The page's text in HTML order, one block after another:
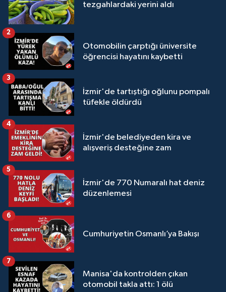
tezgahlardaki yerini aldı
Otomobilin çarptığı üniversite
öğrencisi hayatını kaybetti
2
İzmir'de tartıştığı oğlunu pompalı
tüfekle öldürdü
3
İzmir'de belediyeden kira ve
alışveriş desteğine zam
4
İzmir'de 770 Numaralı hat deniz
düzenlemesi
5
Cumhuriyetin Osmanlı’ya Bakışı
6
Manisa'da kontrolden çıkan
otomobil takla attı: 1 ölü
7